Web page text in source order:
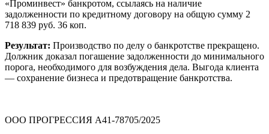
«Проминвест» банкротом, ссылаясь на наличие
задолженности по кредитному договору на общую сумму 2
718 839 руб. 36 коп.
Результат: Производство по делу о банкротстве прекращено.
Должник доказал погашение задолженности до минимального
порога, необходимого для возбуждения дела. Выгода клиента
— сохранение бизнеса и предотвращение банкротства.
ООО ПРОГРЕССИЯ А41-78705/2025